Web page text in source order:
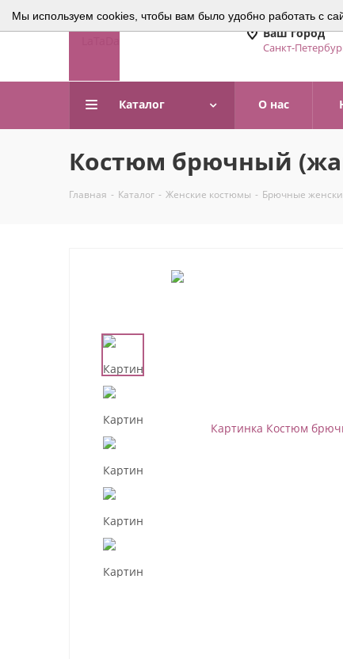
Мы используем cookies, чтобы вам было удобно работать с
Ваш город
Санкт-
Каталог О нас
Костюм брючный
Главная - Каталог - Женские костюмы - Брючные